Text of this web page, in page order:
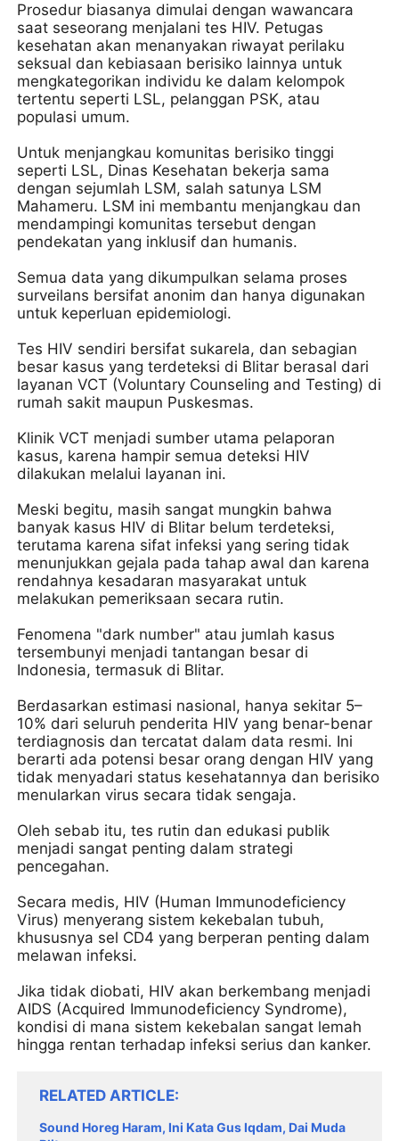
Prosedur biasanya dimulai dengan wawancara
saat seseorang menjalani tes HIV. Petugas
kesehatan akan menanyakan riwayat perilaku
seksual dan kebiasaan berisiko lainnya untuk
mengkategorikan individu ke dalam kelompok
tertentu seperti LSL, pelanggan PSK, atau
populasi umum.
Untuk menjangkau komunitas berisiko tinggi
seperti LSL, Dinas Kesehatan bekerja sama
dengan sejumlah LSM, salah satunya LSM
Mahameru. LSM ini membantu menjangkau dan
mendampingi komunitas tersebut dengan
pendekatan yang inklusif dan humanis.
Semua data yang dikumpulkan selama proses
surveilans bersifat anonim dan hanya digunakan
untuk keperluan epidemiologi.
Tes HIV sendiri bersifat sukarela, dan sebagian
besar kasus yang terdeteksi di Blitar berasal dari
layanan VCT (Voluntary Counseling and Testing) di
rumah sakit maupun Puskesmas.
Klinik VCT menjadi sumber utama pelaporan
kasus, karena hampir semua deteksi HIV
dilakukan melalui layanan ini.
Meski begitu, masih sangat mungkin bahwa
banyak kasus HIV di Blitar belum terdeteksi,
terutama karena sifat infeksi yang sering tidak
menunjukkan gejala pada tahap awal dan karena
rendahnya kesadaran masyarakat untuk
melakukan pemeriksaan secara rutin.
Fenomena "dark number" atau jumlah kasus
tersembunyi menjadi tantangan besar di
Indonesia, termasuk di Blitar.
Berdasarkan estimasi nasional, hanya sekitar 5–
10% dari seluruh penderita HIV yang benar-benar
terdiagnosis dan tercatat dalam data resmi. Ini
berarti ada potensi besar orang dengan HIV yang
tidak menyadari status kesehatannya dan berisiko
menularkan virus secara tidak sengaja.
Oleh sebab itu, tes rutin dan edukasi publik
menjadi sangat penting dalam strategi
pencegahan.
Secara medis, HIV (Human Immunodeficiency
Virus) menyerang sistem kekebalan tubuh,
khususnya sel CD4 yang berperan penting dalam
melawan infeksi.
Jika tidak diobati, HIV akan berkembang menjadi
AIDS (Acquired Immunodeficiency Syndrome),
kondisi di mana sistem kekebalan sangat lemah
hingga rentan terhadap infeksi serius dan kanker.
RELATED ARTICLE
Sound Horeg Haram, Ini Kata Gus Iqdam, Dai Muda